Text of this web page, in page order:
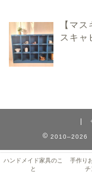
【マ
スキャ
2010–2026
ハンドメイド家具のこ
と
手作り
チ